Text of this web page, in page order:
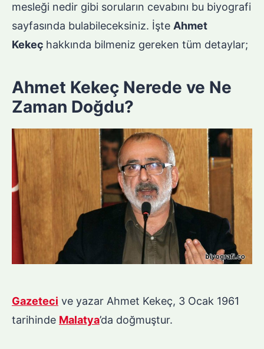
mesleği nedir gibi soruların cevabını bu biyografi
sayfasında bulabileceksiniz. İşte Ahmet
Kekeç hakkında bilmeniz gereken tüm detaylar;
Ahmet Kekeç Nerede ve Ne
Zaman Doğdu?
Gazeteci ve yazar Ahmet Kekeç, 3 Ocak 1961
tarihinde Malatya’da doğmuştur.